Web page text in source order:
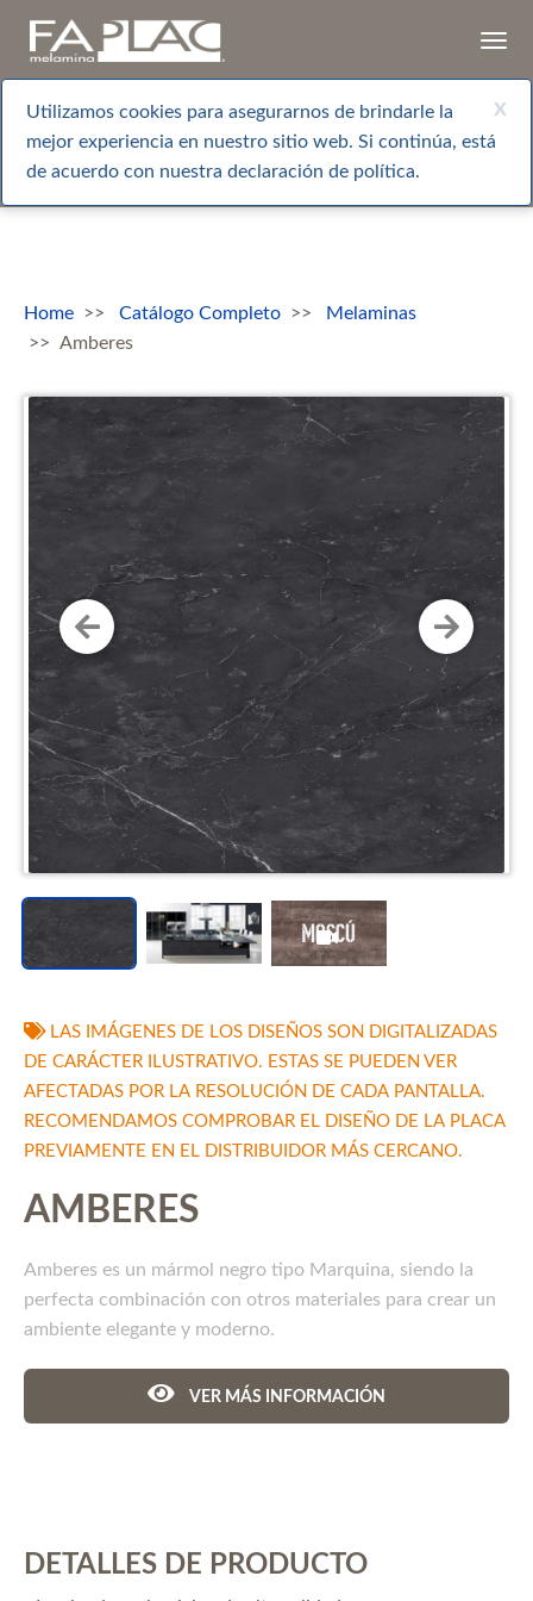
x
Utilizamos cookies para asegurarnos de brindarle la
mejor experiencia en nuestro sitio web. Si continúa, está
de acuerdo con nuestra declaración de política.
Home Catálogo Completo
Melaminas
Amberes
LAS IMÁGENES DE LOS DISEÑOS SON DIGITALIZADAS
DE CARÁCTER ILUSTRATIVO. ESTAS SE PUEDEN VER
AFECTADAS POR LA RESOLUCIÓN DE CADA PANTALLA.
RECOMENDAMOS COMPROBAR EL DISEÑO DE LA PLACA
PREVIAMENTE EN EL DISTRIBUIDOR MÁS CERCANO.
AMBERES
Amberes es un mármol negro tipo Marquina, siendo la
perfecta combinación con otros materiales para crear un
ambiente elegante y moderno.
VER MÁS INFORMACIÓN
DETALLES DE PRODUCTO